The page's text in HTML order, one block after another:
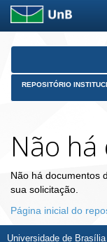
Skip
REPOSITÓRIO
Não
Não há documentos
sua solicitação.
Página inicial do
Universidade de